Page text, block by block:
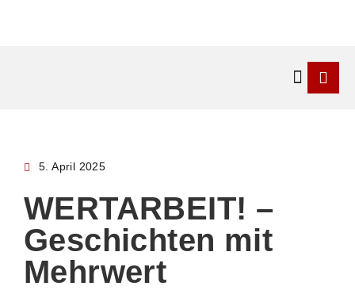
5. April 2025
WERTARBEIT! –
Geschichten mit
Mehrwert